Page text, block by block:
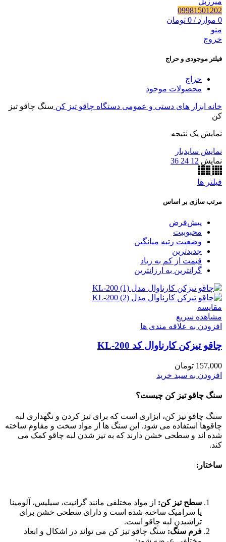
09981501202
0 موارد /
0 تومان
منو
خروج
فیلتر موجودی و حراج
حراج
محصولات موجود
خانه ابزار های دستی و عمومی دستگاه چاقو تیز کن سنگ چاقو تیز
کن
نمایش یک نتیجه
نمایش سایدبار
نمایش 12
24
36
فیلتر ها
مرتب سازی بر اساس
پیش‌فرض
محبوبیت
وضعیت رتبه میانگین
جدیدترین
قیمت از کم به زیاد
گرانترین به ارزانترین
مقایسه
مشاهده سریع
افزودن به علاقه مندی ها
چاقو تیزکن کارناوال کد KL-200
157,000 تومان
افزودن به سبد خرید
سنگ چاقو تیز کن چیست؟
سنگ چاقو تیز کن، ابزاری است که برای تیز کردن و نگهداری لبه
چاقوها استفاده می شود. این سنگ ها از مواد سخت و مقاوم ساخته
شده اند و سطحی خشن دارند که به تیز شدن لبه چاقو کمک می
کند.
ساختار:
سطح تیز کن: از مواد مختلفی مانند گرانیت، سیلیس، آلومینا
یا سرامیک ساخته شده است و دارای سطحی خشن برای
تراشیدن لبه چاقو است.
فرم سنگ: سنگ چاقو تیز کن می تواند در اشکال و ابعاد